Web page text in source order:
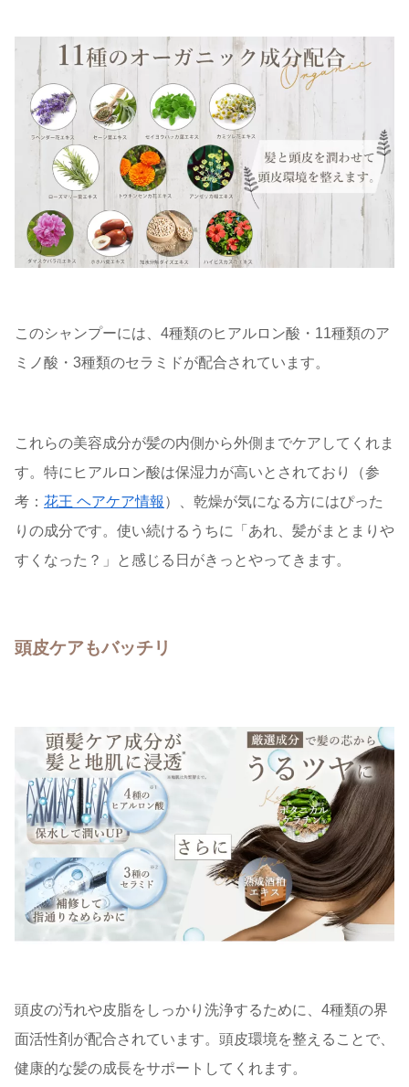
このシャンプーには、4種類のヒアルロン酸・11種類のア
ミノ酸・3種類のセラミドが配合されています。
これらの美容成分が髪の内側から外側までケアしてくれま
す。特にヒアルロン酸は保湿力が高いとされており（参
考： 花王 ヘアケア情報 ）、乾燥が気になる方にはぴった
りの成分です。使い続けるうちに「あれ、髪がまとまりや
すくなった？」と感じる日がきっとやってきます。
頭皮ケアもバッチリ
頭皮の汚れや皮脂をしっかり洗浄するために、4種類の界
面活性剤が配合されています。頭皮環境を整えることで、
健康的な髪の成長をサポートしてくれます。